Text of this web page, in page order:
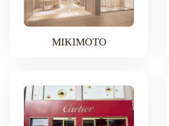
MIKIMOTO